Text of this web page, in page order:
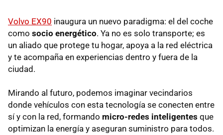
Volvo EX90 inaugura un nuevo paradigma: el del coche
como socio energético. Ya no es solo transporte; es
un aliado que protege tu hogar, apoya a la red eléctrica
y te acompaña en experiencias dentro y fuera de la
ciudad.
Mirando al futuro, podemos imaginar vecindarios
donde vehículos con esta tecnología se conecten entre
sí y con la red, formando micro-redes inteligentes que
optimizan la energía y aseguran suministro para todos.